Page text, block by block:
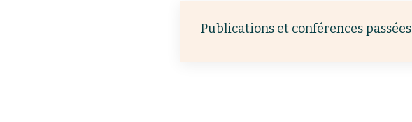
Publications et conférences passées